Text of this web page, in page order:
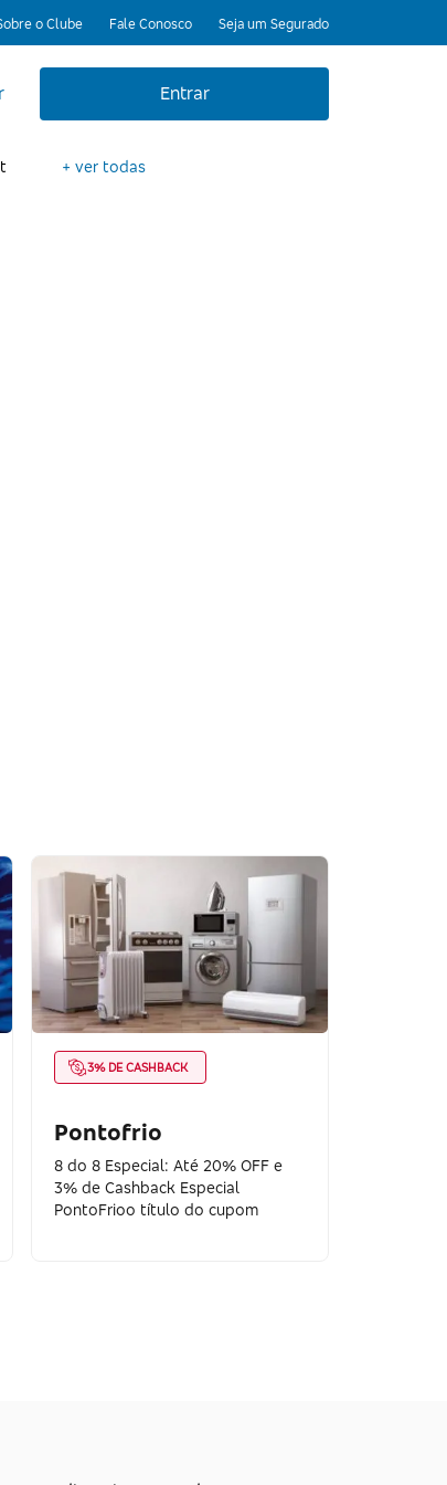
o Clube Fale Conosco Seja um Segurado
Entrar
+ ver todas
3% DE CASHBACK
Pontofrio
8 do 8 Especial: Até 20% OFF e
3% de Cashback Especial
PontoFrioo título do cupom